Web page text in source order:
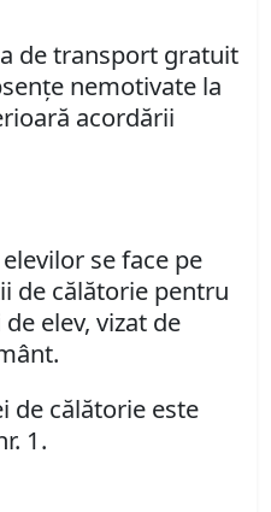
de transport gratuit
nemotivate la
acordării
se face pe
de călătorie pentru
elev, vizat de
de călătorie este
1.